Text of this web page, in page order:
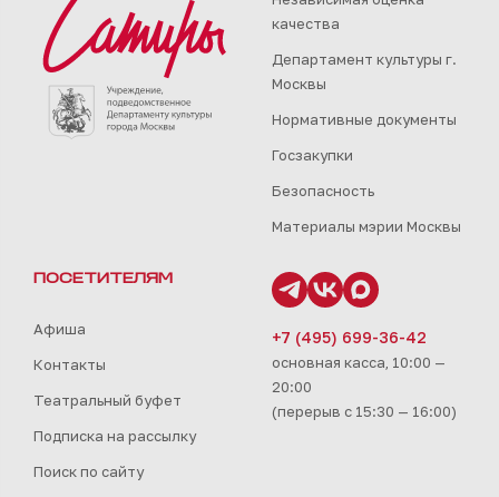
качества
Департамент культуры г.
Москвы
Нормативные документы
Госзакупки
Безопасность
Материалы мэрии Москвы
ПОСЕТИТЕЛЯМ
Афиша
Контакты
Театральный буфет
Подписка на рассылку
Поиск по сайту
+7 (495) 699-36-42
основная касса, 10:00 —
20:00
(перерыв с 15:30 — 16:00)